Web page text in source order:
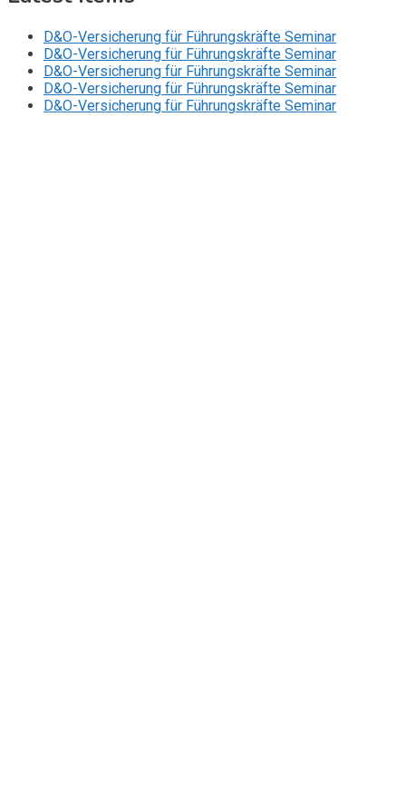
D&O-Versicherung für Führungskräfte Seminar
D&O-Versicherung für Führungskräfte Seminar
D&O-Versicherung für Führungskräfte Seminar
D&O-Versicherung für Führungskräfte Seminar
D&O-Versicherung für Führungskräfte Seminar